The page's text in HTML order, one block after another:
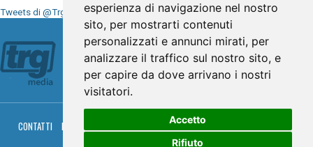
esperienza di navigazione nel nostro
sito, per mostrarti contenuti
personalizzati e annunci mirati, per
analizzare il traffico sul nostro sito, e
per capire da dove arrivano i nostri
visitatori.
Accetto
Rifiuto
Tweets di @TrgMedia
Seguici su
CONTATTI PRIVACY PALINSESTO DIRETTA TV
RGM HITRADIO